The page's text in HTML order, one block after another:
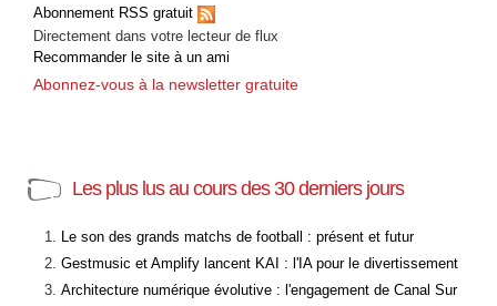
Abonnement RSS gratuit
Directement dans votre lecteur de flux
Recommander le site à un ami
Abonnez-vous à la newsletter gratuite
Les plus lus au cours des 30 derniers jours
Le son des grands matchs de football : présent et futur
Gestmusic et Amplify lancent KAI : l'IA pour le divertissement
Architecture numérique évolutive : l'engagement de Canal Sur